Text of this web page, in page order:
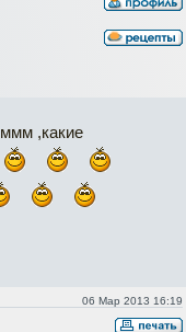
ммм ,какие
06 Мар 2013 16:19